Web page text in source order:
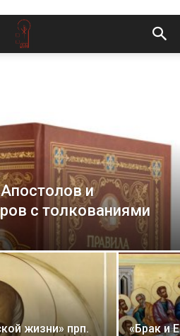
и
с толкованиями
жизни» прп.
«Брак и